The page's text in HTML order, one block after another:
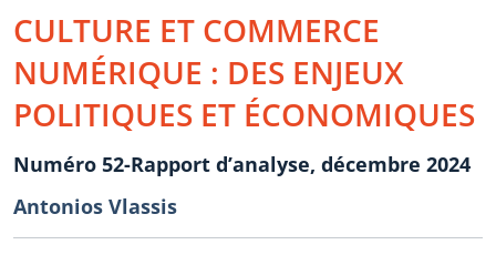
CULTURE ET COMMERCE
NUMÉRIQUE : DES ENJEUX
POLITIQUES ET ÉCONOMIQUES
Numéro 52-Rapport d’analyse, décembre 2024
Antonios Vlassis